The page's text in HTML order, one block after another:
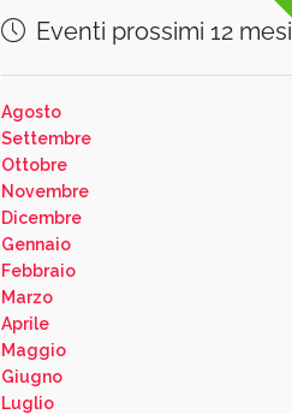
Eventi prossimi 12 mesi
Agosto
Settembre
Ottobre
Novembre
Dicembre
Gennaio
Febbraio
Marzo
Aprile
Maggio
Giugno
Luglio